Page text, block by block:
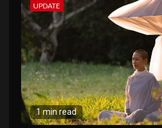
UPDATE
1 min read